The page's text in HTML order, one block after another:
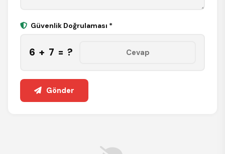
Güvenlik Doğrulaması *
6 + 7 = ?
Gönder